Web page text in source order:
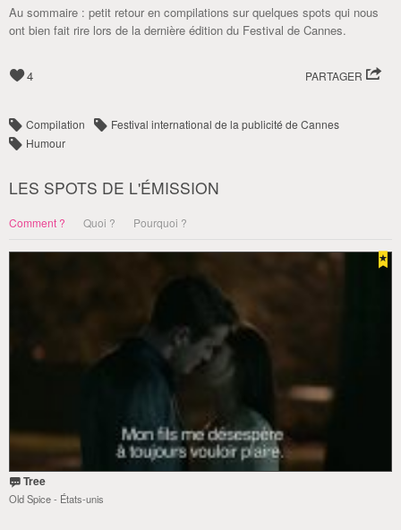
Au sommaire : petit retour en compilations sur quelques spots qui nous
ont bien fait rire lors de la dernière édition du Festival de Cannes.
4 PARTAGER
Compilation
Festival international de la publicité de Cannes
Humour
LES SPOTS DE L'ÉMISSION
Comment ? Quoi ? Pourquoi ?
Tree
Old Spice - États-unis